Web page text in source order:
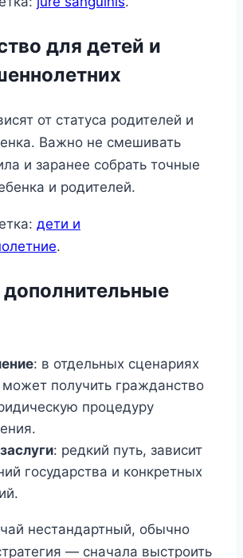
для детей и
от статуса родителей и
Важно не смешивать
и заранее собрать точные
и родителей.
дети и
.
: в отдельных сценариях
может получить гражданство
процедуру
: редкий путь, зависит
государства и конкретных
нестандартный, обычно
— сначала выстроить